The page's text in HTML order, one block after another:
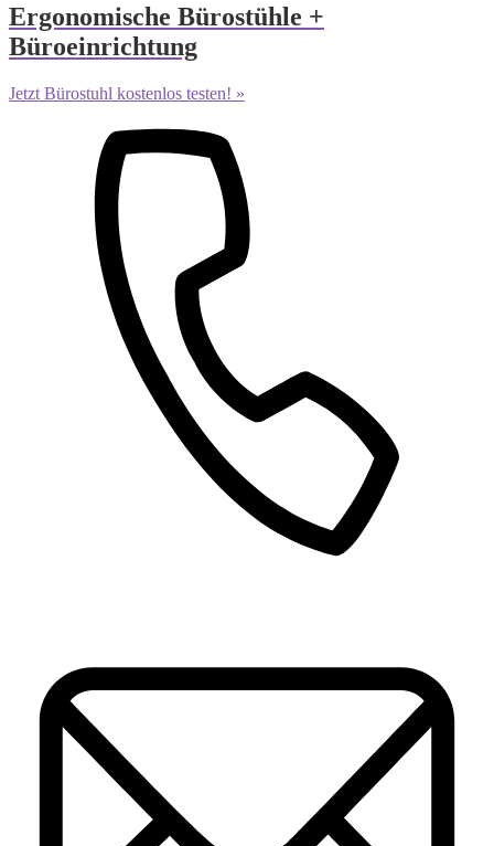
Ergonomische Bürostühle +
Büroeinrichtung
Jetzt Bürostuhl kostenlos testen! »